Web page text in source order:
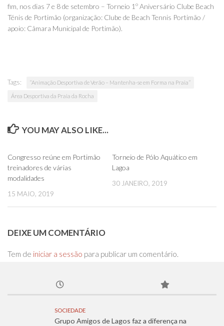
fim, nos dias 7 e 8 de setembro – Torneio 1º Aniversário Clube Beach
Ténis de Portimão (organização: Clube de Beach Tennis Portimão /
apoio: Câmara Municipal de Portimão).
Tags: “Animação Desportiva de Verão – Mantenha-se em Forma na Praia”
Área Desportiva da Praia da Rocha
YOU MAY ALSO LIKE...
Congresso reúne em Portimão
treinadores de várias
modalidades
15 MAIO, 2019
Torneio de Pólo Aquático em
Lagoa
30 JANEIRO, 2019
DEIXE UM COMENTÁRIO
Tem de iniciar a sessão para publicar um comentário.
SOCIEDADE
Grupo Amigos de Lagos faz a diferença na